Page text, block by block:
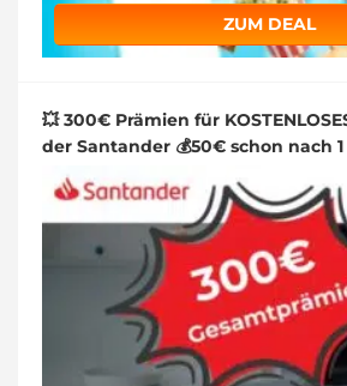
ZUM DEAL
💥 300€ Prämien für
der Santander 💰50€ schon nach 1